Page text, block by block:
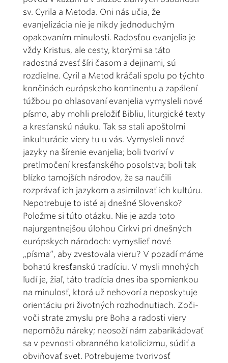
sv. Cyrila a Metoda. Oni nás učia, že
evanjelizácia nie je nikdy jednoduchým
opakovaním minulosti. Radosťou evanjelia je
vždy Kristus, ale cesty, ktorými sa táto
radostná zvesť šíri časom a dejinami, sú
rozdielne. Cyril a Metod kráčali spolu po týchto
končinách európskeho kontinentu a zapálení
túžbou po ohlasovaní evanjelia vymysleli nové
písmo, aby mohli preložiť Bibliu, liturgické texty
a kresťanskú náuku. Tak sa stali apoštolmi
inkulturácie viery tu u vás. Vymysleli nové
jazyky na šírenie evanjelia; boli tvoriví v
pretlmočení kresťanského posolstva; boli tak
blízko tamojších národov, že sa naučili
rozprávať ich jazykom a asimilovať ich kultúru.
Nepotrebuje to isté aj dnešné Slovensko?
Položme si túto otázku. Nie je azda toto
najurgentnejšou úlohou Cirkvi pri dnešných
európskych národoch: vymyslieť nové
„písma“, aby zvestovala vieru? V pozadí máme
bohatú kresťanskú tradíciu. V mysli mnohých
ľudí je, žiaľ, táto tradícia dnes iba spomienkou
na minulosť, ktorá už nehovorí a neposkytuje
orientáciu pri životných rozhodnutiach. Zoči-
voči strate zmyslu pre Boha a radosti viery
nepomôžu náreky; neosoží nám zabarikádovať
sa v pevnosti obranného katolicizmu, súdiť a
obviňovať svet. Potrebujeme tvorivosť